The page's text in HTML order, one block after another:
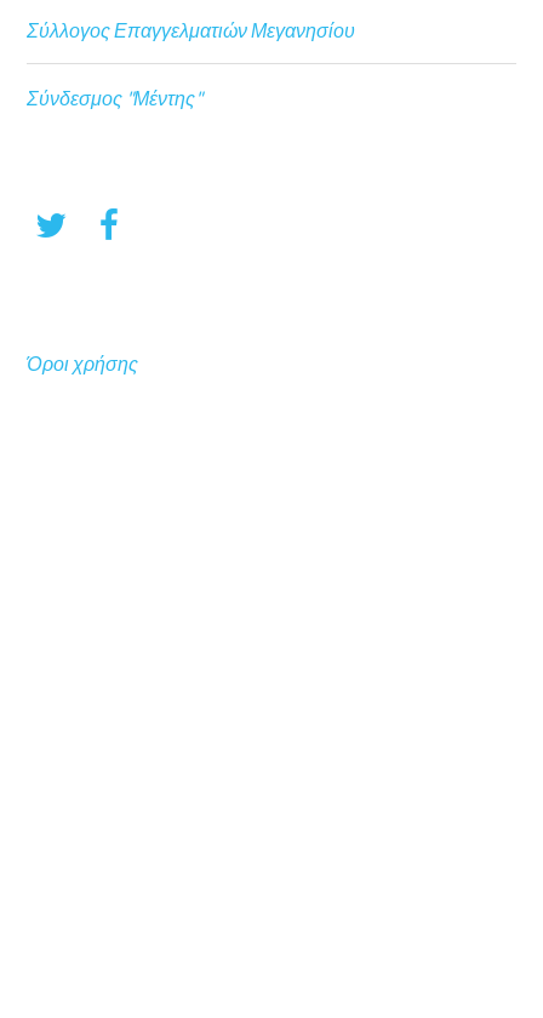
Σύλλογος Επαγγελματιών Μεγανησίου
Σύνδεσμος "Μέντης"
Όροι χρήσης